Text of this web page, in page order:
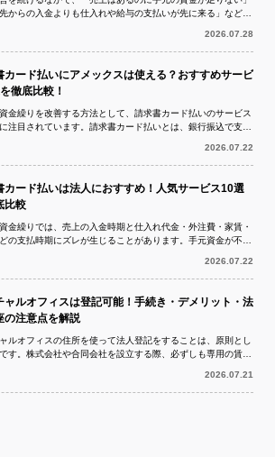
先からの入金よりも仕入れや給与の支払いが先に来る」など、
2026.07.28
カード払いにアメックスは使える？おすすめサービ
徹底比較！
金繰りを改善する方法として、請求書カード払いのサービス
注目されています。請求書カード払いとは、銀行振込で支払
2026.07.22
カード払いは法人におすすめ！人気サービス10選
比較
金繰りでは、売上の入金時期と仕入れ代金・外注費・家賃・
の支払時期にズレが生じることがあります。手元資金が不足
2026.07.22
ャルオフィスは登記可能！手続き・デメリット・法
の注意点を解説
ルオフィスの住所を使って法人登記をすることは、原則とし
す。株式会社や合同会社を設立する際、必ずしも専用の賃貸
2026.07.21